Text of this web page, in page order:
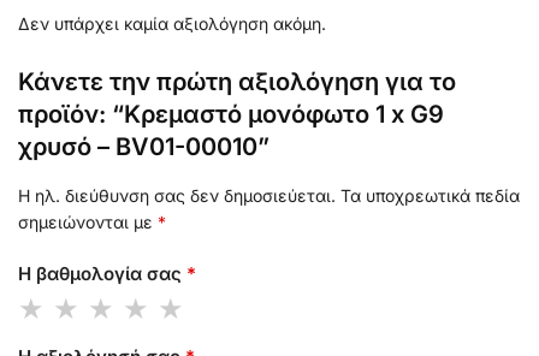
Δεν υπάρχει καμία αξιολόγηση ακόμη.
Κάνετε την πρώτη αξιολόγηση για το
προϊόν: “Κρεμαστό μονόφωτο 1 x G9
χρυσό – BV01-00010”
Η ηλ. διεύθυνση σας δεν δημοσιεύεται. Τα υποχρεωτικά πεδία
σημειώνονται με *
Η βαθμολογία σας *